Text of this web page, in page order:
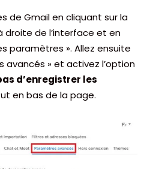
de Gmail en cliquant sur la
de l’interface et en
paramètres ». Allez ensuite
avancés » et activez l’option
d’enregistrer les
en bas de la page.